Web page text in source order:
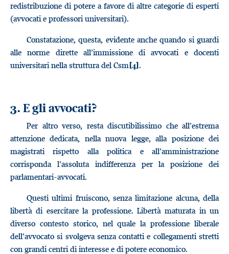
redistribuzione di potere a favore di altre categorie di esperti
(avvocati e professori universitari).
Constatazione, questa, evidente anche quando si guardi
alle norme dirette all’immissione di avvocati e docenti
universitari nella struttura del Csm[4].
3. E gli avvocati?
Per altro verso, resta discutibilissimo che all’estrema
attenzione dedicata, nella nuova legge, alla posizione dei
magistrati rispetto alla politica e all’amministrazione
corrisponda l’assoluta indifferenza per la posizione dei
parlamentari-avvocati.
Questi ultimi fruiscono, senza limitazione alcuna, della
libertà di esercitare la professione. Libertà maturata in un
diverso contesto storico, nel quale la professione liberale
dell’avvocato si svolgeva senza contatti e collegamenti stretti
con grandi centri di interesse e di potere economico.